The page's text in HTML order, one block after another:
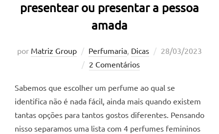
presentear ou presentar a pessoa
amada
por Matriz Group Perfumaria, Dicas
Postado
28/03/2023
2 Comentários
Sabemos que escolher um perfume ao qual se
identifica não é nada fácil, ainda mais quando existem
tantas opções para tantos gostos diferentes. Pensando
nisso separamos uma lista com 4 perfumes femininos